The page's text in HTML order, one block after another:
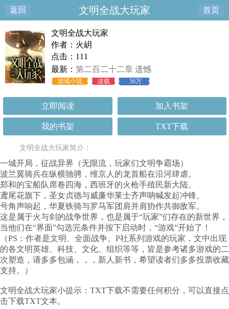
返回 文明全战大玩家 首页
文明全战大玩家
作者：火岄
点击：111
最新： 第二百二十二章 遗憾
游戏小说 连载 56万
立即阅读 加入书架
我的书架 TXT下载
文明全战大玩家简介：
一城开局，征战异界（无限流，玩家们文明争霸场）
波兰翼骑兵在纵横驰骋，维京人的龙首船在沿河肆虐。
郑和的宝船队席卷四海，西班牙的火枪手殖民新大陆。
鸢尾花旗下，圣女贞德与威廉华莱士齐声呐喊发起冲锋。
号角声响起，华夏铁骑与罗马军团肩并肩协作共御敌军。
这是属于火与剑的战争世界，也是属于“玩家”们存在的新世界，
当他们在“界面”勾选完条件并按下启动时，“游戏”开始了！
（PS：作者是文明、全面战争、P社系列游戏的玩家，文中出现
的各文明英雄、科技、文化、组织等等，皆是参考诸多游戏的二
次塑造，请多多包涵，，，新人新书，希望读者们多多投票收藏
支持。）
文明全战大玩家小提示：TXT下载不需要任何积分，可以直接点
击下载TXT文本。